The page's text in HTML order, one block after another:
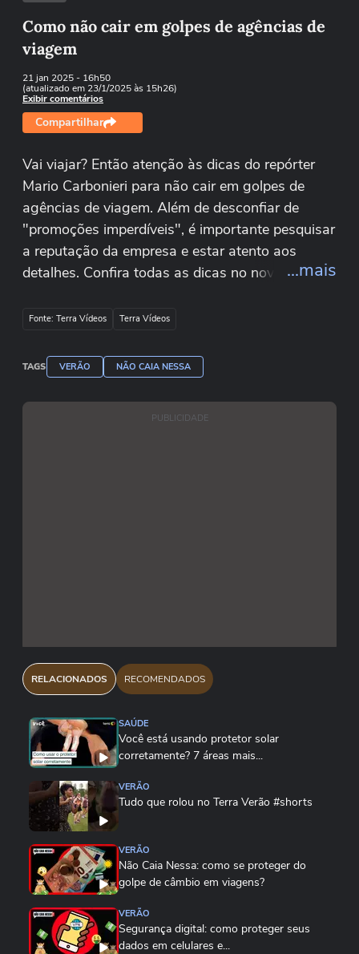
Como não cair em golpes de agências de
viagem
21 jan 2025- 16h50
(atualizado em 23/1/2025 às 15h26)
Exibir comentários
Compartilhar
Vai viajar? Então atenção às dicas do repórter
Mario Carbonieri para não cair em golpes de
agências de viagem. Além de desconfiar de
"promoções imperdíveis", é importante pesquisar
a reputação da empresa e estar atento aos
detalhes. Confira todas as dicas no novo
Verão.
O Terra Verão é um oferecimento de Bluefit,
Amazon.com.br, Sabesp e ArnoO Terra Verão é
um oferecimento de Bluefit, Amazon.com.br,
Sabesp e Arno#TerraVerão
...mais
Fonte: Terra Vídeos Terra Vídeos
TAGS VERÃO NÃO CAIA NESSA
PUBLICIDADE
RELACIONADOS RECOMENDADOS
SAÚDE
Você está usando protetor solar
corretamente? 7 áreas mais...
VERÃO
Tudo que rolou no Terra Verão #shorts
VERÃO
Não Caia Nessa: como se proteger do
golpe de câmbio em viagens?
VERÃO
Segurança digital: como proteger seus
dados em celulares e...